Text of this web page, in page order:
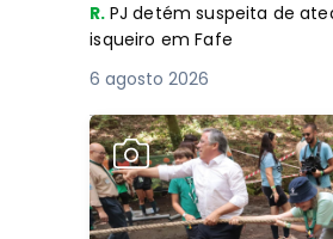
R. PJ detém suspeita de
isqueiro em Fafe
6 agosto 2026